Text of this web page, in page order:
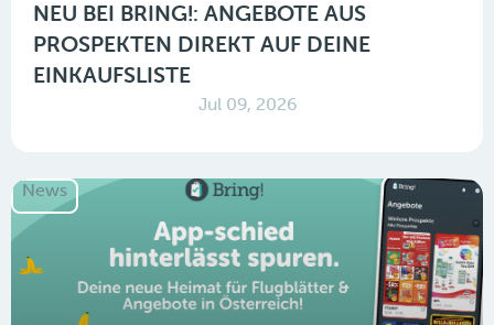
NEU BEI BRING!: ANGEBOTE AUS
PROSPEKTEN DIREKT AUF DEINE
EINKAUFSLISTE
Jul 09, 2026
News